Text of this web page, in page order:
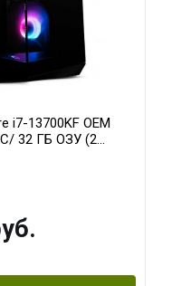
i7-13700KF OEM
32 ГБ ОЗУ (2
12GB GDDR7